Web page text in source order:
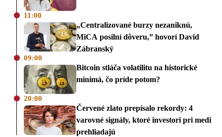
11:00
„Centralizované burzy nezaniknú,
MiCA posilní dôveru,” hovorí David
Zábranský
09:00
Bitcoin stláča volatilitu na historické
minimá, čo príde potom?
20:00
Červené zlato prepísalo rekordy: 4
varovné signály, ktoré investori pri medi
prehliadajú